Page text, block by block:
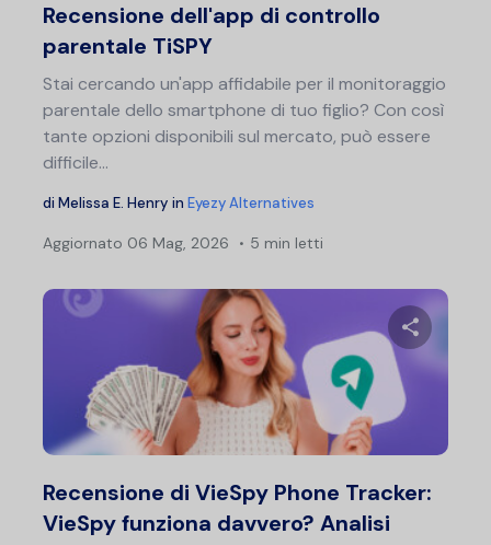
Recensione dell'app di controllo
parentale TiSPY
Stai cercando un'app affidabile per il monitoraggio
parentale dello smartphone di tuo figlio? Con così
tante opzioni disponibili sul mercato, può essere
difficile...
di Melissa E. Henry in Eyezy Alternatives
Aggiornato 06 Mag, 2026 5 min letti
Recensione di VieSpy Phone Tracker:
VieSpy funziona davvero? Analisi